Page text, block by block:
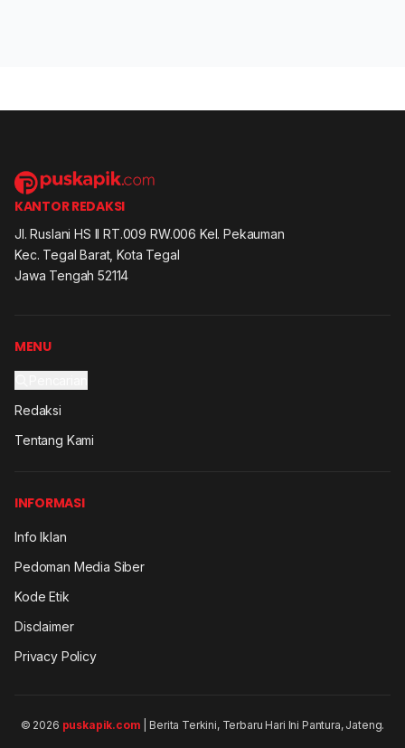
KANTOR REDAKSI
Jl. Ruslani HS II RT.009 RW.006 Kel. Pekauman
Kec. Tegal Barat, Kota Tegal
Jawa Tengah 52114
MENU
Redaksi
Tentang Kami
INFORMASI
Info Iklan
Pedoman Media Siber
Kode Etik
Disclaimer
Privacy Policy
© 2026 puskapik.com | Berita Terkini, Terbaru Hari Ini Pantura, Jateng.